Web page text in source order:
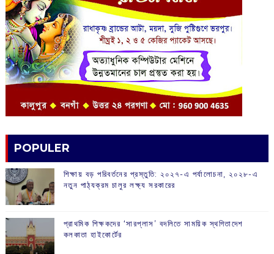
POPULER
শিক্ষায় বড় পরিবর্তনের প্রস্তুতি: ২০২৭-এ পর্যালোচনা, ২০২৮-এ
নতুন পাঠ্যক্রম চালুর লক্ষ্য সরকারের
প্রাথমিক শিক্ষকদের ‘সারপ্লাস’ বদলিতে সাময়িক স্থগিতাদেশ
কলকাতা হাইকোর্টের